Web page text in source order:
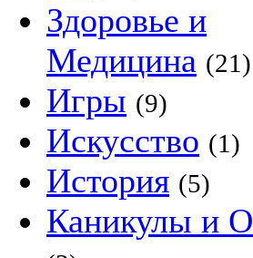
Здоровье и
Медицина (21)
Игры (9)
Искусство (1)
История (5)
Каникулы и